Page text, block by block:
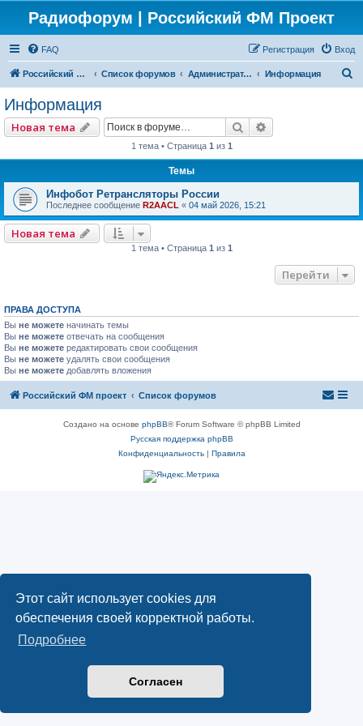
Этот сайт использует cookies для
обеспечения своей корректной работы.
Подробнее
Согласен
Радиофорум | Российский ФМ Проект
FAQ Вход
Регистрация
Российский ФМ проект Список форумов Администраторский Информация
Информация
Новая тема Поиск
1 тема • Страница 1 из 1
Темы
Инфобот Ретрансляторы России
Последнее сообщение R2AACL « 04 май 2026, 15:21
Новая тема
1 тема • Страница 1 из 1
Перейти
ПРАВА ДОСТУПА
Вы не можете начинать темы
Вы не можете отвечать на сообщения
Вы не можете редактировать свои сообщения
Вы не можете удалять свои сообщения
Вы не можете добавлять вложения
Российский ФМ проект Список форумов
Создано на основе phpBB® Forum Software © phpBB Limited
Русская поддержка phpBB
Конфиденциальность| Правила